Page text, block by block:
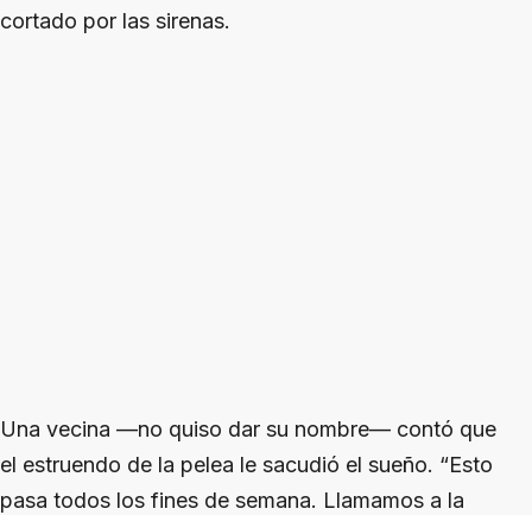
cortado por las sirenas.
Una vecina —no quiso dar su nombre— contó que
el estruendo de la pelea le sacudió el sueño. “Esto
pasa todos los fines de semana. Llamamos a la